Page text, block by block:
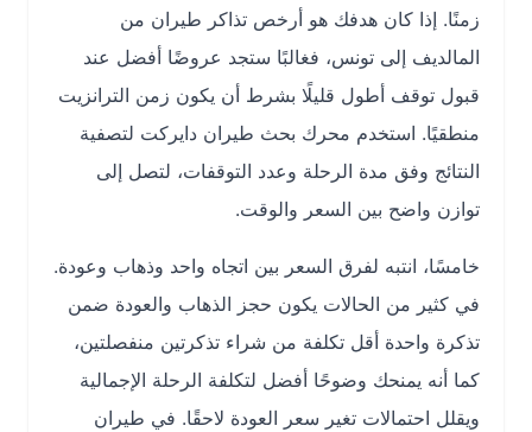
زمنًا. إذا كان هدفك هو أرخص تذاكر طيران من
المالديف إلى تونس، فغالبًا ستجد عروضًا أفضل عند
قبول توقف أطول قليلًا بشرط أن يكون زمن الترانزيت
منطقيًا. استخدم محرك بحث طيران دايركت لتصفية
النتائج وفق مدة الرحلة وعدد التوقفات، لتصل إلى
توازن واضح بين السعر والوقت.
خامسًا، انتبه لفرق السعر بين اتجاه واحد وذهاب وعودة.
في كثير من الحالات يكون حجز الذهاب والعودة ضمن
تذكرة واحدة أقل تكلفة من شراء تذكرتين منفصلتين،
كما أنه يمنحك وضوحًا أفضل لتكلفة الرحلة الإجمالية
ويقلل احتمالات تغير سعر العودة لاحقًا. في طيران